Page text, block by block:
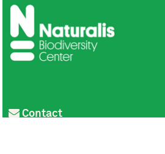
Contact